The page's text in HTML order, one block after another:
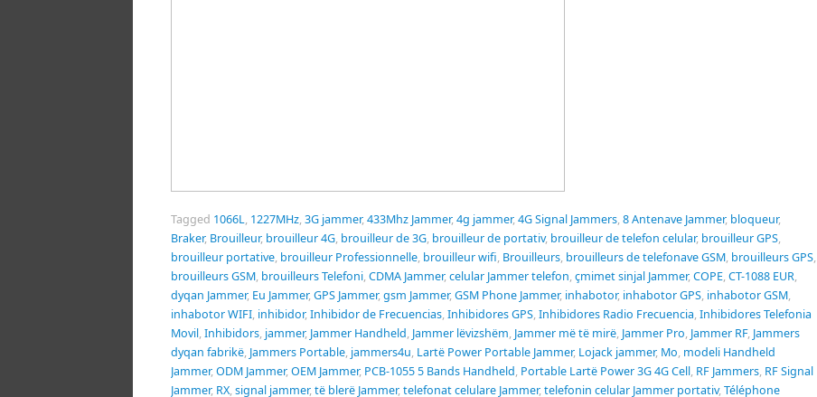
Tagged 1066L, 1227MHz,3G jammer,433Mhz Jammer,4g jammer,4G Signal Jammers,8 Antenave Jammer, bloqueur,
Braker, Brouilleur, brouilleur 4G, brouilleur de 3G, brouilleur de portativ, brouilleur de telefon celular, brouilleur GPS,
brouilleur portative, brouilleur Professionnelle, brouilleur wifi, Brouilleurs, brouilleurs de telefonave GSM, brouilleurs GPS,
brouilleurs GSM, brouilleurs Telefoni,CDMA Jammer,celular Jammer telefon,çmimet sinjal Jammer,COPE,CT-1088 EUR,
dyqan Jammer, Eu Jammer,GPS Jammer,gsm Jammer,GSM Phone Jammer, inhabotor, inhabotor GPS, inhabotor GSM,
inhabotor WIFI, inhibidor,Inhibidor de Frecuencias,Inhibidores GPS,Inhibidores Radio Frecuencia,Inhibidores Telefonia
Movil,Inhibidors, jammer, Jammer Handheld, Jammer lëvizshëm, Jammer më të mirë, Jammer Pro, Jammer RF, Jammers
dyqan fabrikë, Jammers Portable, jammers4u, Lartë Power Portable Jammer, Lojack jammer, Mo, modeli Handheld
Jammer,ODM Jammer,OEM Jammer, PCB-1055 5 Bands Handheld, Portable Lartë Power 3G 4G Cell, RF Jammers, RF Signal
Jammer, RX,signal jammer,të blerë Jammer,telefonat celulare Jammer,telefonin celular Jammer portativ,Téléphone